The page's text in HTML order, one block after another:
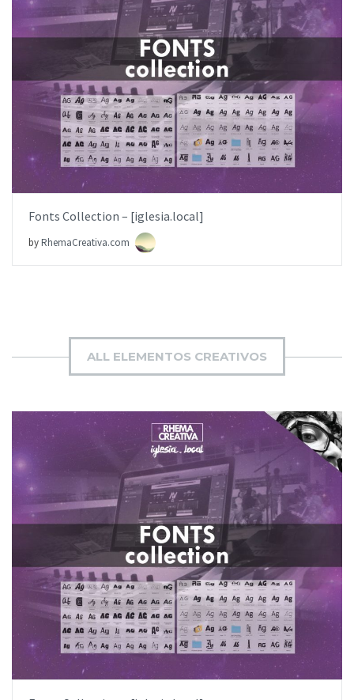
AÑADIR AL PEDIDO
ITEM PRICE: $0.00
Fonts Collection – [iglesia.local]
byRhemaCreativa.com
ALL ELEMENTOS CREATIVOS
AÑADIR AL PEDIDO
ITEM PRICE: $0.00